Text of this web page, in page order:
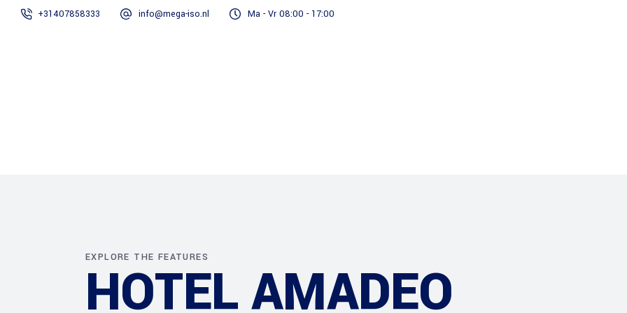
+31407858333 info@mega-iso.nl Ma - Vr 08:00 - 17:00
EXPLORE THE FEATURES
HOTEL AMADEO